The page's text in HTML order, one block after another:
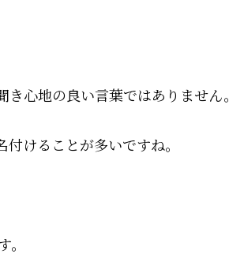
心地の良い言葉ではありません。
けることが多いですね。